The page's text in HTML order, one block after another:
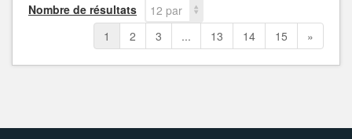
Nombre de résultats
12 par
page
1 2 3 ... 13 14 15 »